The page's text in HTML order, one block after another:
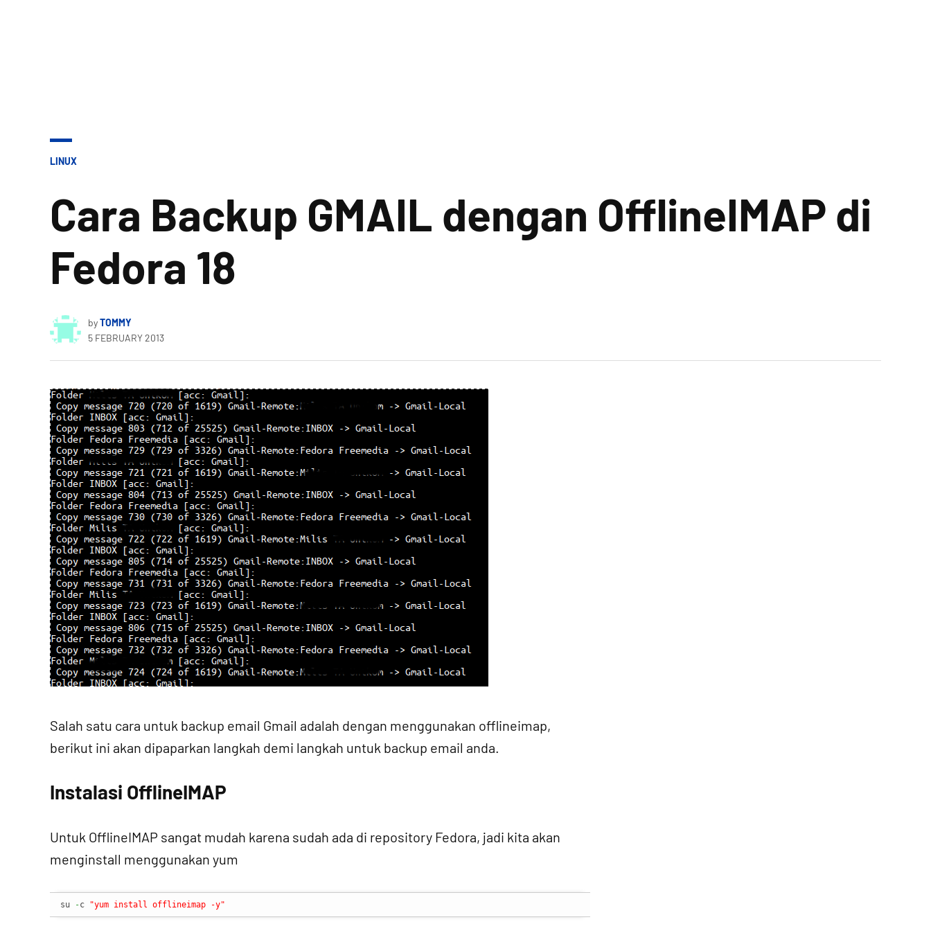
POSTED
LINUX
Cara Backup GMAIL dengan OfflineIMAP di
Fedora 18
byTOMMY
5 FEBRUARY 2013
Salah satu cara untuk backup email Gmail adalah dengan menggunakan offlineimap,
berikut ini akan dipaparkan langkah demi langkah untuk backup email anda.
Instalasi OfflineIMAP
Untuk OfflineIMAP sangat mudah karena sudah ada di repository Fedora, jadi kita akan
menginstall menggunakan yum
su -c "yum install offlineimap -y"